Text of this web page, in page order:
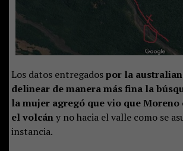
Los datos entregadospor la
delinear de manera más fina la
la mujer agregó que vio que Moreno
el volcány no hacia el valle como se
instancia.